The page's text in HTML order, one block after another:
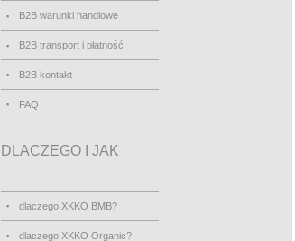
B2B warunki handlowe
B2B transport i płatność
B2B kontakt
FAQ
DLACZEGO I JAK
dlaczego XKKO BMB?
dlaczego XKKO Organic?